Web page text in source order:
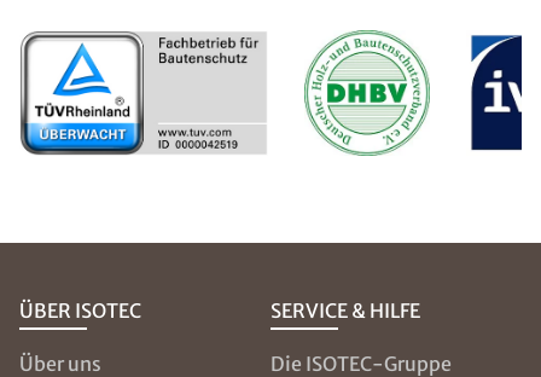
ÜBER ISOTEC
Über uns
SERVICE & HILFE
Die ISOTEC-Gruppe